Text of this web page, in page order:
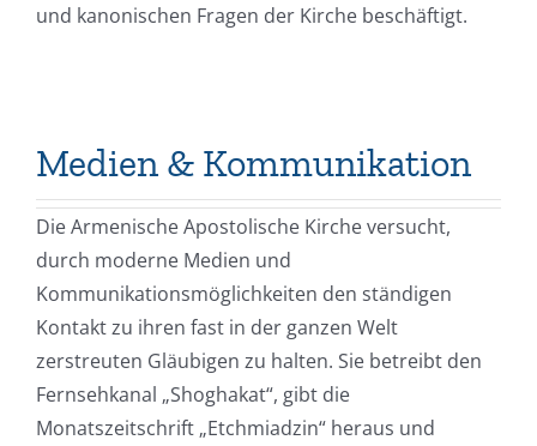
und kanonischen Fragen der Kirche beschäftigt.
Medien & Kommunikation
Die Armenische Apostolische Kirche versucht,
durch moderne Medien und
Kommunikationsmöglichkeiten den ständigen
Kontakt zu ihren fast in der ganzen Welt
zerstreuten Gläubigen zu halten. Sie betreibt den
Fernsehkanal „Shoghakat“, gibt die
Monatszeitschrift „Etchmiadzin“ heraus und